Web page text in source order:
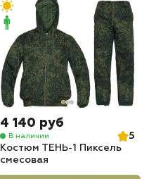
4 140 руб
В наличии
5
Костюм ТЕНЬ-1 Пиксель
смесовая